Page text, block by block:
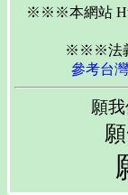
※※※本網站
※※※法
參考台
願